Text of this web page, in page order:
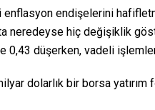
endişelerini
neredeyse hiç değişiklik
0,43 düşerken, vadeli
dolarlık bir borsa yatırım